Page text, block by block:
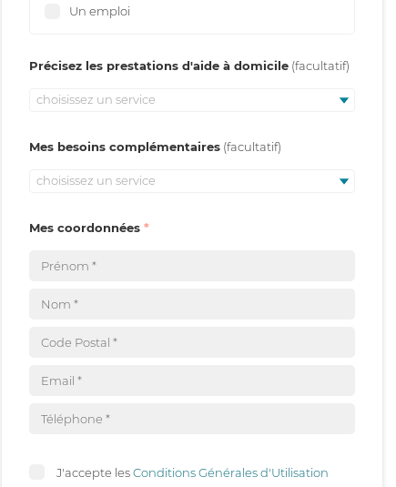
Un emploi
Précisez les prestations d'aide à domicile
choisissez un service
Mes besoins complémentaires
choisissez un service
Mes coordonnées
J'accepte lesConditions Générales d'Utilisation